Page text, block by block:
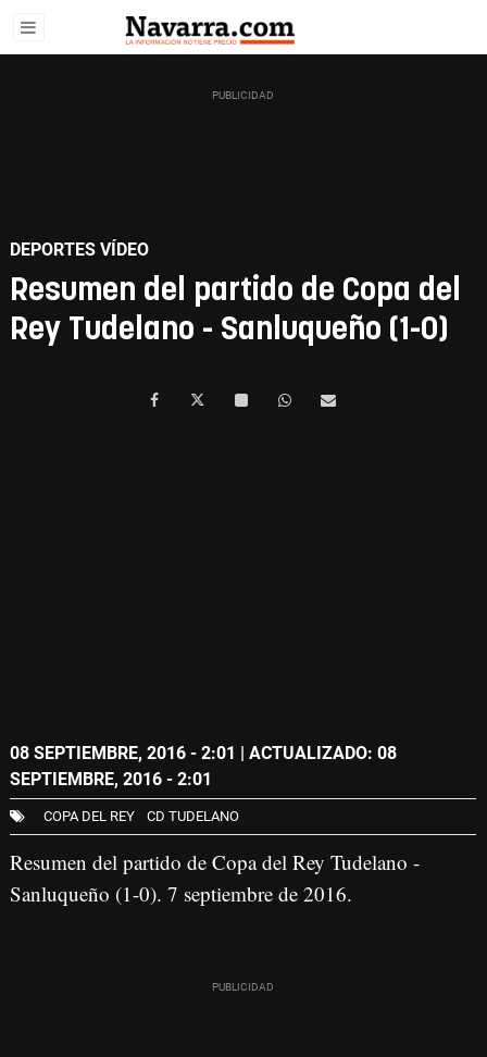
DEPORTES VÍDEO
Resumen del partido de Copa del
Rey Tudelano - Sanluqueño (1-0)
08 SEPTIEMBRE, 2016 - 2:01
| ACTUALIZADO: 08
SEPTIEMBRE, 2016 - 2:01
COPA DEL REY CD TUDELANO
Resumen del partido de Copa del Rey Tudelano -
Sanluqueño (1-0). 7 septiembre de 2016.